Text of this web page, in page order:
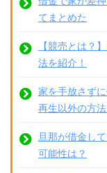
てまとめた
【競売とは？
法を紹介！
家を手放さず
再生以外の方
旦那が借金し
可能性は？